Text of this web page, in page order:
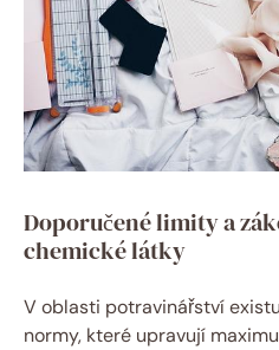
Doporučené limity a
chemické látky
V oblasti potravinářství
normy, které upravují